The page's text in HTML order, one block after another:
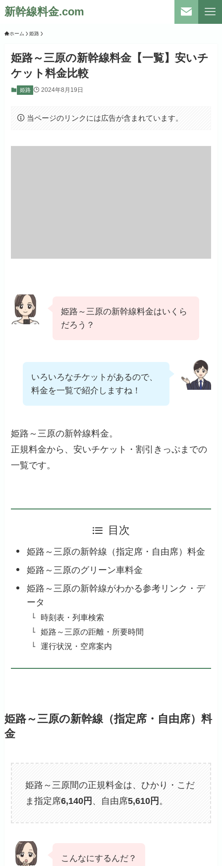
新幹線料金.com
ホーム 姫路
姫路～三原の新幹線料金【一覧】安いチ
ケット料金比較
姫路 2024年8月19日
当ページのリンクには広告が含まれています。
姫路～三原の新幹線料金はいくら
だろう？
いろいろなチケットがあるので、
料金を一覧で紹介しますね！
姫路～三原の新幹線料金。
正規料金から、安いチケット・割引きっぷまでの
一覧です。
目次
姫路～三原の新幹線（指定席・自由席）料金
姫路～三原のグリーン車料金
姫路～三原の新幹線がわかる参考リンク・デ
ータ
時刻表・列車検索
姫路～三原の距離・所要時間
運行状況・空席案内
姫路～三原の新幹線（指定席・自由席）料
金
姫路～三原間の正規料金は、ひかり・こだ
ま指定席6,140円 、自由席5,610円 。
こんなにするんだ？